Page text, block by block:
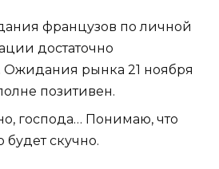
французов по личной
достаточно
рынка 21 ноября
позитивен.
господа… Понимаю, что
будет скучно.